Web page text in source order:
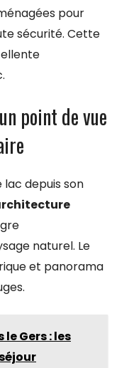
pour
sécurité. Cette
point de vue
lac depuis son
naturel. Le
et panorama
Gers : les